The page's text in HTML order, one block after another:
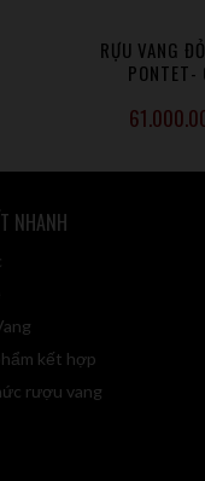
RỰU VANG
PONTET-
NHANH
kết hợp
rượu vang